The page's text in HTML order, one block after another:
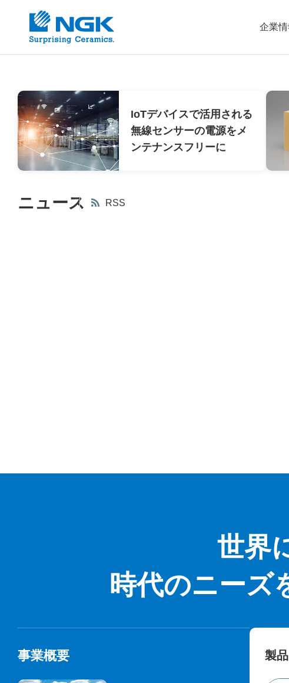
企業情
IoTデバイスで活用される
無線センサーの電源をメ
ンテナンスフリーに
ニュース RSS
世界
時代のニーズ
事業概要 製